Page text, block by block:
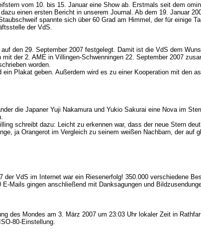
vom 10. bis 15. Januar eine Show ab. Erstmals seit dem
einen ersten Bericht in unserem Journal. Ab dem 19. Januar
spannte sich über 60 Grad am Himmel, der für einige
der VdS.
den 29. September 2007 festgelegt. Damit ist die VdS dem
der 2. AME in Villingen-Schwenningen 22. September 2007
worden.
Plakat geben. Außerdem wird es zu einer Kooperation mit den
die Japaner Yuji Nakamura und Yukio Sakurai eine Nova im
schreibt dazu: Leicht zu erkennen war, dass der neue Stern
ja Orangerot im Vergleich zu seinem weißen Nachbarn, der auf
der VdS im Internet war ein Riesenerfolg! 350.000 verschiedene
Mails gingen anschließend mit Danksagungen und
des Mondes am 3. März 2007 um 23:03 Uhr lokaler Zeit in
80-Einstellung.